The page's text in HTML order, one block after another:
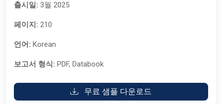
출시일: 3월 2025
페이지: 210
언어: Korean
보고서 형식: PDF, Databook
무료 샘플 다운로드